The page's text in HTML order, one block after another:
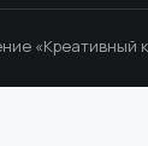
«Креативный